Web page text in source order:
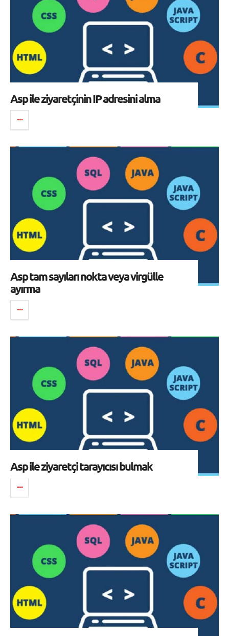
Asp ile ziyaretçinin IP adresini alma
Asp tam sayıları nokta veya virgülle
ayırma
Asp ile ziyaretçi tarayıcısı bulmak